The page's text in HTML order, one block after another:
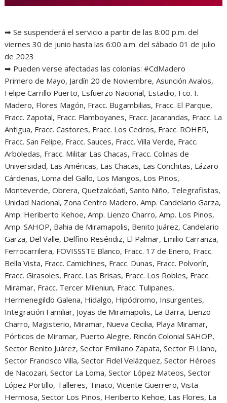
➡ Se suspenderá el servicio a partir de las 8:00 p.m. del
viernes 30 de junio hasta las 6:00 a.m. del sábado 01 de julio
de 2023
➡ Pueden verse afectadas las colonias: #CdMadero
Primero de Mayo, Jardín 20 de Noviembre, Asunción Avalos,
Felipe Carrillo Puerto, Esfuerzo Nacional, Estadio, Fco. I.
Madero, Flores Magón, Fracc. Bugambilias, Fracc. El Parque,
Fracc. Zapotal, Fracc. Flamboyanes, Fracc. Jacarandas, Fracc. La
Antigua, Fracc. Castores, Fracc. Los Cedros, Fracc. ROHER,
Fracc. San Felipe, Fracc. Sauces, Fracc. Villa Verde, Fracc.
Arboledas, Fracc. Militar Las Chacas, Fracc. Colinas de
Universidad, Las Américas, Las Chacas, Las Conchitas, Lázaro
Cárdenas, Loma del Gallo, Los Mangos, Los Pinos,
Monteverde, Obrera, Quetzalcóatl, Santo Niño, Telegrafistas,
Unidad Nacional, Zona Centro Madero, Amp. Candelario Garza,
Amp. Heriberto Kehoe, Amp. Lienzo Charro, Amp. Los Pinos,
Amp. SAHOP, Bahia de Miramapolis, Benito Juárez, Candelario
Garza, Del Valle, Delfino Reséndiz, El Palmar, Emilio Carranza,
Ferrocarrilera, FOVISSSTE Blanco, Fracc. 17 de Enero, Fracc.
Bella Vista, Fracc. Camichines, Fracc. Dunas, Fracc. Polvorín,
Fracc. Girasoles, Fracc. Las Brisas, Fracc. Los Robles, Fracc.
Miramar, Fracc. Tercer Mileniun, Fracc. Tulipanes,
Hermenegildo Galena, Hidalgo, Hipódromo, Insurgentes,
Integración Familiar, Joyas de Miramapolis, La Barra, Lienzo
Charro, Magisterio, Miramar, Nueva Cecilia, Playa Miramar,
Pórticos de Miramar, Puerto Alegre, Rincón Colonial SAHOP,
Sector Benito Juárez, Sector Emiliano Zapata, Sector El Llano,
Sector Francisco Villa, Sector Fidel Velázquez, Sector Héroes
de Nacozari, Sector La Loma, Sector López Mateos, Sector
López Portillo, Talleres, Tinaco, Vicente Guerrero, Vista
Hermosa, Sector Los Pinos, Heriberto Kehoe, Las Flores, La